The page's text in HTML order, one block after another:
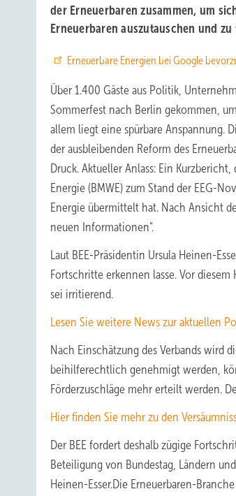
der Erneuerbaren zusammen, um
Erneuerbaren auszutauschen und zu
Erneuerbare Energien bei Google
Über 1.400 Gäste aus Politik,
Sommerfest nach Berlin gekommen,
allem liegt eine spürbare Anspannung.
der ausbleibenden Reform des
Druck. Aktueller Anlass: Ein
Energie (BMWE) zum Stand der EEG-
Energie übermittelt hat. Nach Ansicht
neuen Informationen".
Laut BEE-Präsidentin Ursula Heinen-
Fortschritte erkennen lasse. Vor
sei irritierend.
Lesen Sie weitere News zur aktuellen
Nach Einschätzung des Verbands wird
beihilferechtlich genehmigt werden,
Förderzuschläge mehr erteilt werden.
Hier finden Sie mehr zu den
Der BEE fordert deshalb zügige
Beteiligung von Bundestag, Ländern
Heinen-Esser.Die Erneuerbaren-